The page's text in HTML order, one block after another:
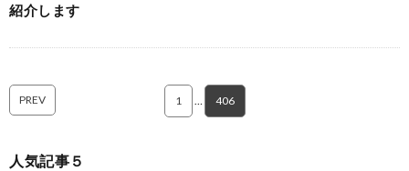
紹介します
PREV 1 … 406
人気記事５